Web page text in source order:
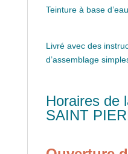
Teinture à base
Livré avec des
d’assemblage
Horaires de
SAINT